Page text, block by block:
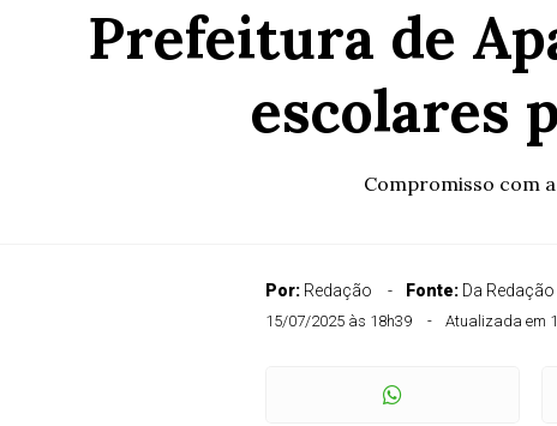
Prefeitura de
escolares
Compromisso com
Por: Redação Fonte: Da
15/07/2025 às 18h39 Atualizada em